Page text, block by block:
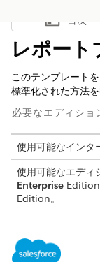
目次を表
目次
レポート
このテンプレート
標準化された方法
必要なエディショ
使用可能なイン
使用可能なエディ
Enterprise Edition
Edition。
を取得するインシ
シューティングで